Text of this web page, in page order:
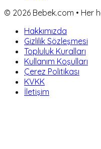
© 2026 Bebek.com • Her
Hakkımızda
Gizlilik Sözleşmesi
Topluluk Kuralları
Kullanım Koşulları
Çerez Politikası
KVKK
İletişim